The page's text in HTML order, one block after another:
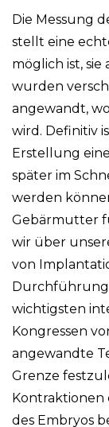
Die Messung
stellt eine
möglich ist, sie
wurden
angewandt,
wird. Definitiv
Erstellung
später im
werden
Gebärmutter
wir über
von
Durchführung
wichtigsten
Kongressen
angewandte
Grenze
des Embryos